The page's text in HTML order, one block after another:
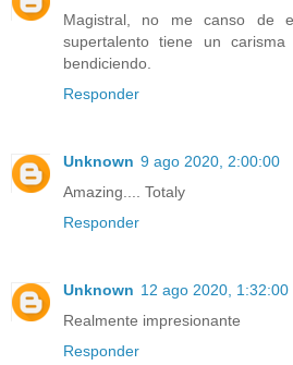
Magistral, no me canso de
supertalento tiene un
bendiciendo.
Responder
Unknown 9 ago 2020, 2:00:00
Amazing.... Totaly
Responder
Unknown 12 ago 2020, 1:32:00
Realmente impresionante
Responder